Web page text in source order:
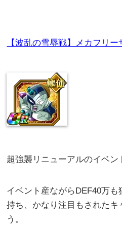
【波乱の雪辱戦】メカフリー
超強襲リニューアルのイベン
イベント産ながらDEF40万
持ち、かなり注目もされたキ
う。